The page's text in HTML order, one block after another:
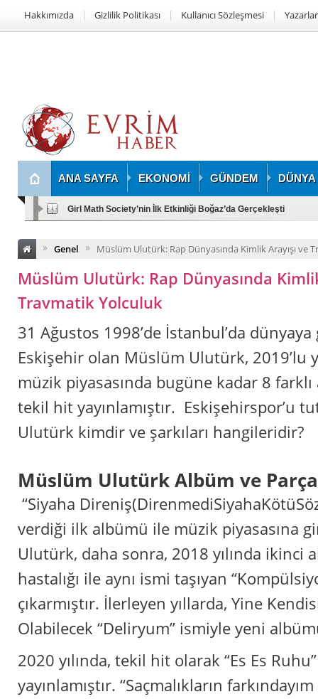
Hakkımızda Gizlilik Politikası Kullanıcı Sözleşmesi Yazarlar
ANA SAYFA EKONOMİ GÜNDEM DÜNYA
Girl Math Society’nin İlk Etkinliği Boğaz’da Gerçekleşti
» Genel » Müslüm Ulutürk: Rap Dünyasında Kimlik Arayışı ve
Müslüm Ulutürk: Rap Dünyasında
Travmatik Yolculuk
31 Ağustos 1998’de İstanbul’da
Eskişehir olan Müslüm Ulutürk, 2019’lu
müzik piyasasında bugüne kadar 8
tekil hit yayınlamıştır. Eskişehirspor’u
Ulutürk kimdir ve şarkıları hangileridir?
‎Müslüm Ulutürk Albüm ve
“Siyaha
verdiği ilk albümü ile müzik piyasasına
Ulutürk, daha sonra, 2018 yılında ikinci
hastalığı ile aynı ismi taşıyan
çıkarmıştır. İlerleyen yıllarda, Yine
Olabilecek “Deliryum” ismiyle yeni
‎2020 yılında, tekil hit olarak “Es Es Ruhu”
yayınlamıştır. “Saçmalıkların